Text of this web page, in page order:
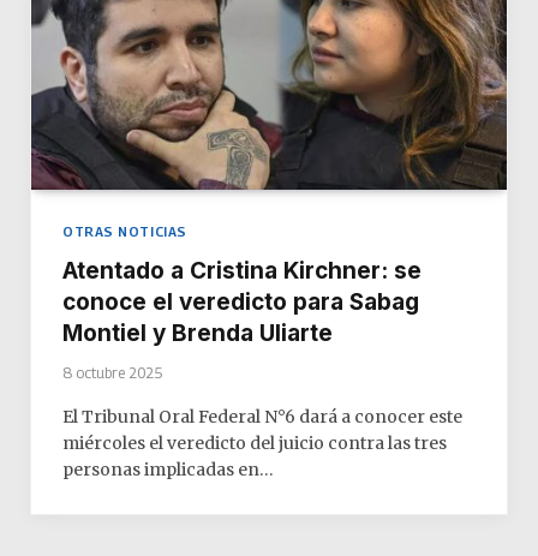
OTRAS NOTICIAS
Atentado a Cristina Kirchner: se
conoce el veredicto para Sabag
Montiel y Brenda Uliarte
8 octubre 2025
El Tribunal Oral Federal N°6 dará a conocer este
miércoles el veredicto del juicio contra las tres
personas implicadas en…